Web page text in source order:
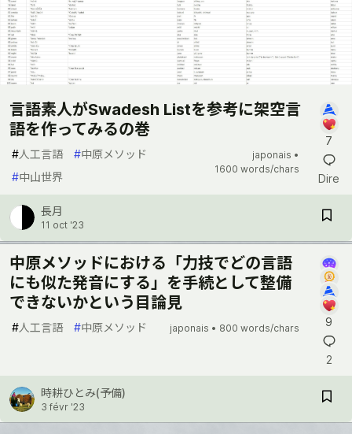
言語素人がSwadesh Listを参考に架空言
語を作ってみるの巻
#人工言語 #中原メソッド
#中山世界
japonais •
1600 words/chars
7
Dire
長月
11 oct '23
中原メソッドにおける「力技でどの言語
にも似た発音にする」を手続として整備
できないかという目論見
#人工言語 #中原メソッド japonais • 800 words/chars 9
2
時耕ひとみ(予備)
3 févr '23